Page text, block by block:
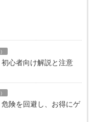
心者向け解説と注意
険を回避し、お得にゲ